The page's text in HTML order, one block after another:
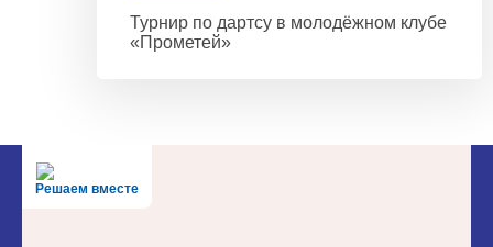
Турнир по дартсу в молодёжном клубе
«Прометей»
Решаем вместе